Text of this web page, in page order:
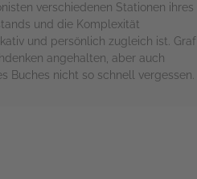
verschiedenen Stationen ihres
und die Komplexität
und persönlich zugleich ist. Graf
angehalten, aber auch
Buches nicht so schnell vergessen.